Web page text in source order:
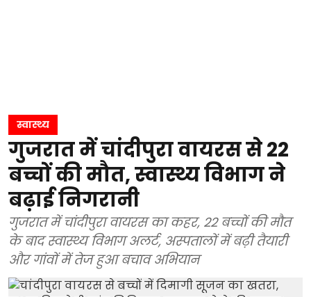
स्वास्थ्य
गुजरात में चांदीपुरा वायरस से 22
बच्चों की मौत, स्वास्थ्य विभाग ने
बढ़ाई निगरानी
गुजरात में चांदीपुरा वायरस का कहर, 22 बच्चों की मौत
के बाद स्वास्थ्य विभाग अलर्ट, अस्पतालों में बढ़ी तैयारी
और गांवों में तेज हुआ बचाव अभियान